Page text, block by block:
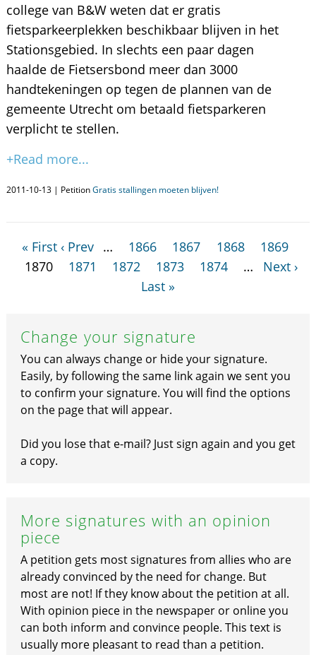
college van B&W weten dat er gratis
fietsparkeerplekken beschikbaar blijven in het
Stationsgebied. In slechts een paar dagen
haalde de Fietsersbond meer dan 3000
handtekeningen op tegen de plannen van de
gemeente Utrecht om betaald fietsparkeren
verplicht te stellen.
+Read more...
2011-10-13 | PetitionGratis stallingen moeten blijven!
« First ‹ Prev … 1866 1867 1868
1869
1870
1871 1872 1873 1874 …
Next ›
Last »
Change your signature
You can always change or hide your signature.
Easily, by following the same link again we sent you
to confirm your signature. You will find the options
on the page that will appear.
Did you lose that e-mail? Just sign again and you get
a copy.
More signatures with an opinion
piece
A petition gets most signatures from allies who are
already convinced by the need for change. But
most are not! If they know about the petition at all.
With opinion piece in the newspaper or online you
can both inform and convince people. This text is
usually more pleasant to read than a petition.